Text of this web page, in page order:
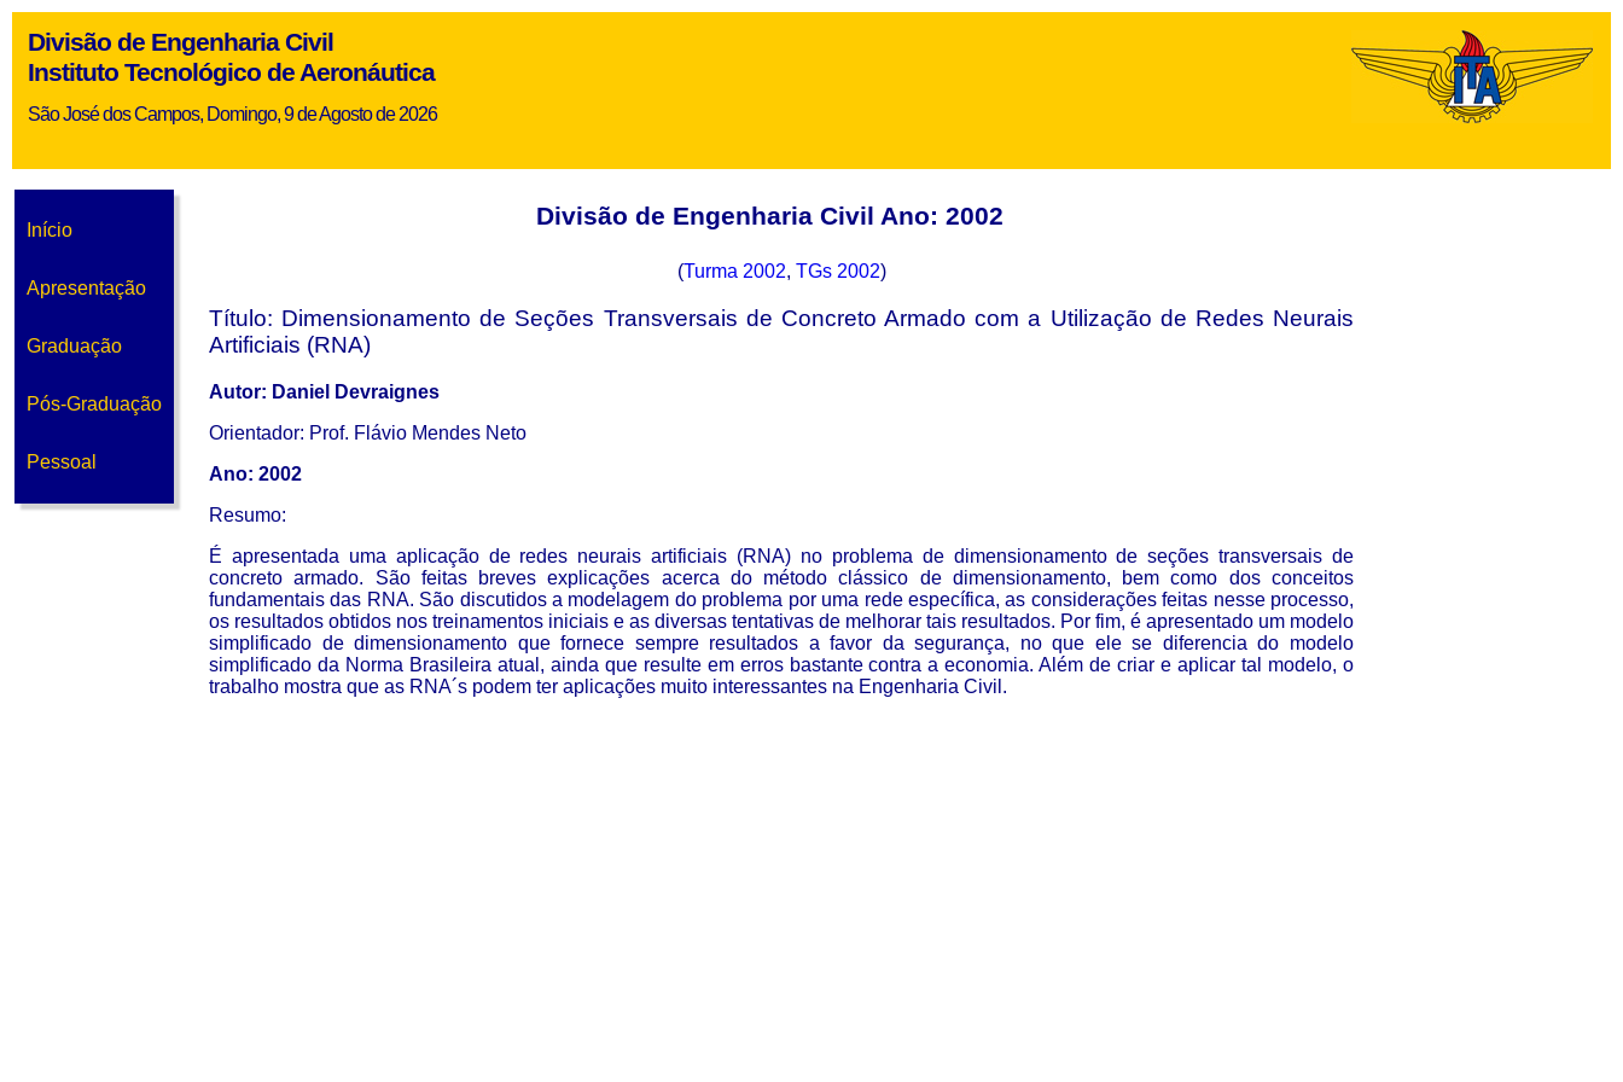
Divisão de Engenharia Civil
Instituto Tecnológico de Aeronáutica
São José dos Campos, Domingo, 9 de Agosto de 2026
Início
Apresentação
Graduação
Pós-Graduação
Pessoal
Divisão de Engenharia Civil Ano: 2002
(Turma 2002, TGs 2002)
Título: Dimensionamento de Seções Transversais de Concreto Armado com a Utilização de Redes Neurais
Artificiais (RNA)
Autor: Daniel Devraignes
Orientador: Prof. Flávio Mendes Neto
Ano: 2002
Resumo:
É apresentada uma aplicação de redes neurais artificiais (RNA) no problema de dimensionamento de seções transversais de
concreto armado. São feitas breves explicações acerca do método clássico de dimensionamento, bem como dos conceitos
fundamentais das RNA. São discutidos a modelagem do problema por uma rede específica, as considerações feitas nesse processo,
os resultados obtidos nos treinamentos iniciais e as diversas tentativas de melhorar tais resultados. Por fim, é apresentado um modelo
simplificado de dimensionamento que fornece sempre resultados a favor da segurança, no que ele se diferencia do modelo
simplificado da Norma Brasileira atual, ainda que resulte em erros bastante contra a economia. Além de criar e aplicar tal modelo, o
trabalho mostra que as RNA´s podem ter aplicações muito interessantes na Engenharia Civil.